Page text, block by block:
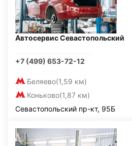
Автосервис Севастопольский
+7 (499) 653-72-12
Беляево(1,59 км)
Коньково(1,87 км)
Севастопольский пр-кт, 95Б